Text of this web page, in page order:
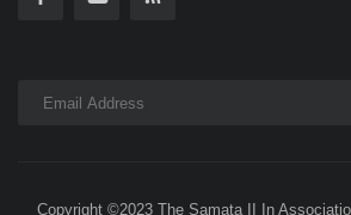
Copyright ©2023 The Samata II In